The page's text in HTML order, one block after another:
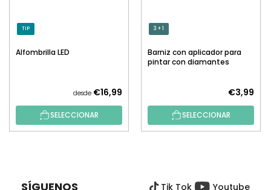
TIP
Alfombrilla LED
desde €16,99
SELECCIONAR
3 + 1
Barniz con aplicador para
pintar con diamantes
€3,99
SELECCIONAR
SÍGUENOS Tik Tok Youtube